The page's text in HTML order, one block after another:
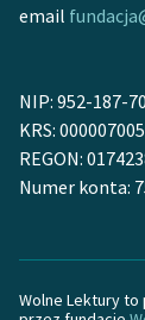
email
NIP: 952-187-
KRS:
REGON:
Numer konta:
Wolne Lektury